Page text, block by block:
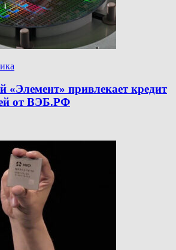
«Элемент» привлекает кредит
от ВЭБ.РФ